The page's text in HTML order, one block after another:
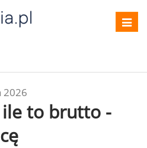
2026
ile to brutto -